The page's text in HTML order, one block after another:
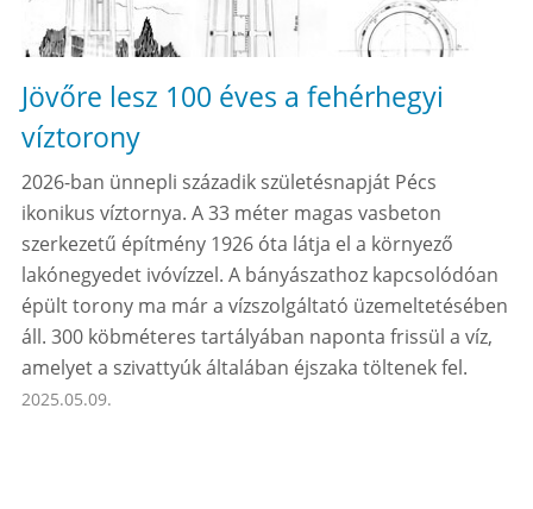
Jövőre lesz 100 éves a fehérhegyi
víztorony
2026-ban ünnepli századik születésnapját Pécs
ikonikus víztornya. A 33 méter magas vasbeton
szerkezetű építmény 1926 óta látja el a környező
lakónegyedet ivóvízzel. A bányászathoz kapcsolódóan
épült torony ma már a vízszolgáltató üzemeltetésében
áll. 300 köbméteres tartályában naponta frissül a víz,
amelyet a szivattyúk általában éjszaka töltenek fel.
2025.05.09.